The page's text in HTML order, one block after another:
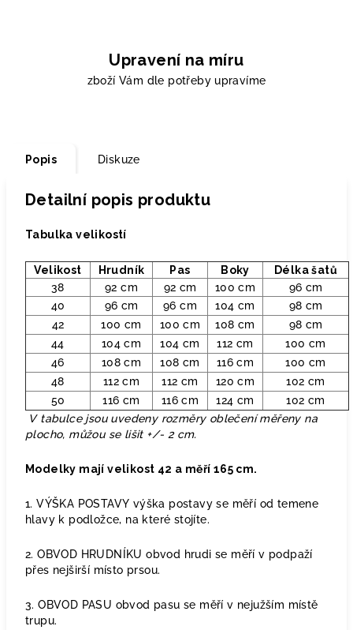
Upravení na míru
zboží Vám dle potřeby upravíme
Popis Diskuze
Detailní popis produktu
Tabulka velikostí
Velikost Hrudník Pas Boky
Délka šatů
38
92 cm 92 cm 100 cm
96 cm
40
96 cm 96 cm 104 cm
98 cm
42
100 cm 100 cm 108 cm
98 cm
44
104 cm 104 cm 112 cm
100 cm
46
108 cm 108 cm 116 cm
100 cm
48
112 cm 112 cm 120 cm
102 cm
50
116 cm 116 cm 124 cm
102 cm
V tabulce jsou uvedeny rozměry oblečení měřeny na
plocho, můžou se lišit +/- 2 cm.
Modelky mají velikost 42 a měří 165 cm.
1. VÝŠKA POSTAVY výška postavy se měří od temene
hlavy k podložce, na které stojíte.
2. OBVOD HRUDNÍKU obvod hrudi se měří v podpaží
přes nejširší místo prsou.
3. OBVOD PASU obvod pasu se měří v nejužším místě
trupu.